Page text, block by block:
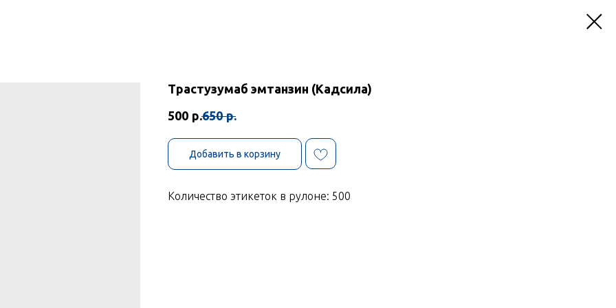
Трастузумаб эмтанзин (Кадсила)
500 р.650 р.
Добавить в корзину
Количество этикеток в рулоне: 500